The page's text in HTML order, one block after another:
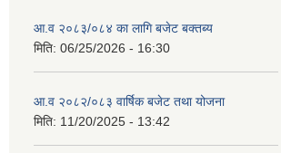
आ.व २०८३/०८४ का लागि बजेट बक्तब्य
मिति: 06/25/2026 - 16:30
आ.व २०८२/०८३ वार्षिक बजेट तथा योजना
मिति: 11/20/2025 - 13:42